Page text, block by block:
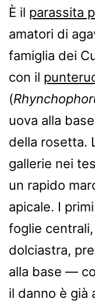
È il parassita
amatori di
famiglia dei
con il
(
uova alla
della rosetta.
gallerie nei
un rapido
apicale. I
foglie
dolciastra,
alla base —
il danno è già